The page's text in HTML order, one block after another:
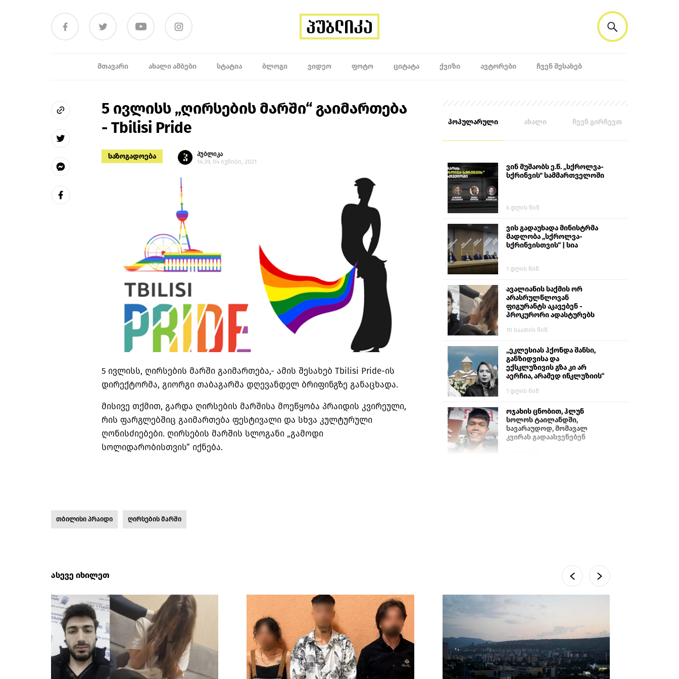
ᲛᲗᲐᲕᲐᲠᲘ ᲐᲮᲐᲚᲘ ᲐᲛᲑᲔᲑᲘ ᲡᲢᲐᲢᲘᲐ ᲑᲚᲝᲒᲘ ᲕᲘᲓᲔᲝ ᲤᲝᲢᲝ ᲪᲘᲢᲐᲢᲐ ᲥᲕᲘᲖᲘ ᲐᲕᲢᲝᲠᲔᲑᲘ ᲩᲕᲔᲜ ᲨᲔᲡᲐᲮᲔᲑ
5 ივლისს „ღირსების მარში“ გაიმართება
- Tbilisi Pride
საზოგადოება
პუბლიკა
14:39, 04 ივნისი, 2021
5 ივლისს, ღირსების მარში გაიმართება,- ამის შესახებ Tbilisi Pride-ის
დირექტორმა, გიორგი თაბაგარმა დღევანდელ ბრიფინგზე განაცხადა.
მისივე თქმით, გარდა ღირსების მარშისა მოეწყობა პრაიდის კვირეული,
რის ფარგლებშიც გაიმართება ფესტივალი და სხვა კულტურული
ღონისძიებები. ღირსების მარშის სლოგანი „გამოდი
სოლიდარობისთვის” იქნება.
თბილისი პრაიდი ღირსების მარში
პოპულარული ახალი ჩვენ გირჩევთ
ვინ მუშაობს ე.წ. „სქროლვა-
სქრინვის" სამმართველოში
6 დღის წინ
ვის გადაუხადა მინისტრმა
მადლობა „სქროლვა-
სქრინვისთვის“ | სია
1 დღის წინ
ავალიანის საქმის ორ
არასრულწლოვან
ფიგურანტს აკავებენ -
პროკურორი ადასტურებს
10 საათის წინ
„ეკლესიას ჰქონდა შანსი,
განზიდვისა და
ექსკლუზივის გზა კი არ
აერჩია, არამედ ინკლუზიის“
1 დღის წინ
ოჯახის ცნობით, ჰლუნ
სოლოს ტაილანდში,
სავარაუდოდ, მომავალ
კვირას გადაასვენებენ
სემეკმა ელექტროენერგიის
სრულ გათიშვაზე
წარადგინა
5 დღის წინ
მიქანაძე: სტუდენტი
მობილობით კერძო
უნივერსიტეტში თუ
ასევე იხილეთ